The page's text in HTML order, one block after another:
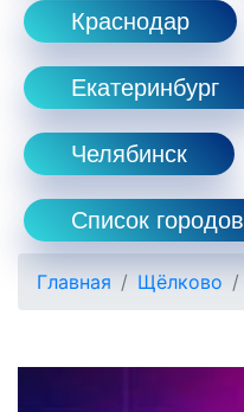
Краснодар
Екатеринбург
Челябинск
Список городов
Главная Щёлково